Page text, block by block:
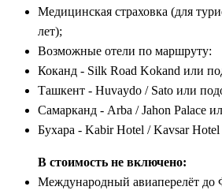
Медицинская страховка (для
лет);
Возможные отели по маршруту:
Коканд - Silk Road Kokand или
Ташкент - Huvaydo / Sato или
Самарканд - Arba / Jahon Palace
Бухара - Kabir Hotel / Kavsar
В стоимость не включено:
Международный авиаперелёт до